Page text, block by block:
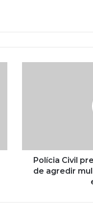
Polícia Civil
de agredir